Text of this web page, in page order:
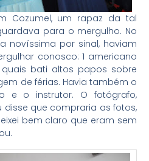
Cozumel, um rapaz da tal
para o mergulho. No
novíssima por sinal, haviam
conosco: 1 americano
bati altos papos sobre
de férias. Havia também o
e o instrutor. O fotógrafo,
disse que compraria as fotos,
bem claro que eram sem